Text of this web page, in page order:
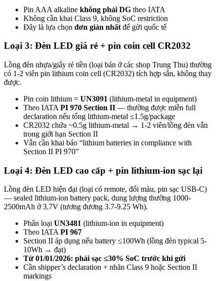
Pin AAA alkaline không phải DG theo IATA
Không cần khai Class 9, không SoC restriction
Đây là lựa chọn đơn giản nhất để gửi quốc tế
Loại 3: Đèn LED giá rẻ + pin coin cell CR2032
Lồng đèn nhựa/giấy rẻ tiền (loại bán ở các shop Trung Thu) thường
có 1-2 viên pin lithium coin cell (CR2032) tích hợp sẵn, không thay
được.
Pin coin lithium = UN3091 (lithium-metal in equipment)
Theo IATA PI 970 Section II — thường được miễn full
declaration nếu tổng lithium-metal ≤1.5g/package
CR2032 chứa ~0.5g lithium-metal → 1-2 viên/lồng đèn vẫn
trong giới hạn Section II
Vẫn cần khai báo “lithium batteries in compliance with
Section II PI 970”
Loại 4: Đèn LED cao cấp + pin lithium-ion sạc lại
Lồng đèn LED hiện đại (loại có remote, đổi màu, pin sạc USB-C)
— sealed lithium-ion battery pack, dung lượng thường 1000-
2500mAh ở 3.7V (tương đương 3.7-9.25 Wh).
Phân loại UN3481 (lithium-ion in equipment)
Theo IATA PI 967
Section II áp dụng nếu battery ≤100Wh (lồng đèn typical 5-
10Wh → đạt)
Từ 01/01/2026: phải sạc ≤30% SoC trước khi gửi
Cần shipper’s declaration + nhãn Class 9 hoặc Section II
markings